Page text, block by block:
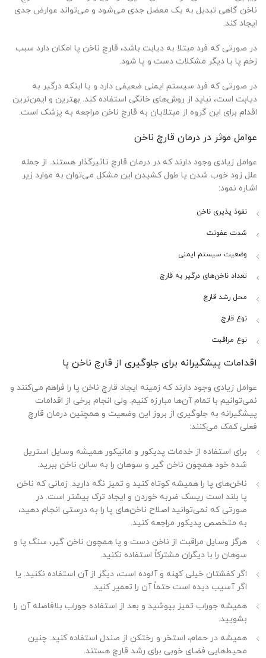
ناخن گاهی تبدیل به یک معضل جدی می‌شود و می‌تواند عوارض جدی
ایجاد کند.
در صورتی که فرد مبتلا به دیابت باشد، قارچ ناخن پا امکان دارد سبب
زخم پا یا دیگر مشکلات دست و پا شود.
در صورتی که فرد سیستم ایمنی ضعیفی دارد و یا اینکه درگیر به
دیابت است، نباید از روش‌های خانگی استفاده کند. بهترین و ایمن‌ترین
اقدام برای این گروه از مبتلایان به قارچ ناخن مراجعه به پزشک است.
عوامل موثر در درمان قارچ ناخن
عوامل زیادی وجود دارند که در درمان قارچ تاثیرگذار هستند. از جمله
علل زود خوب شدن یا طول کشیدن این مشکل می‌توان به موارد زیر
اشاره نمود:
نفوذ پذیری ناخن
شدت عفونت
وضعیت سیستم ایمنی
تعداد ناخن‌های درگیر به قارچ
محل رشد قارچ
نوع قارچ
نوع مراقبت
اقدامات پیشگیرانه برای جلوگیری از قارچ ناخن پا
عوامل زیادی وجود دارند که زمینه ایجاد قارچ ناخن پا را فراهم می‌کنند و
نمی‌توانیم با تمام آن‌ها مبارزه کنیم. ولی انجام برخی از اقدامات
پیشگیرانه به جلوگیری از بروز این وضعیت و همچنین درمان قارچ
فعلی کمک می‌کنند:
برای استفاده از خدمات پدیکور و مانیکور همیشه وسایل استریل
شده خود همچون ناخن گیر و سوهان را به سالن ناخن ببرید.
ناخن‌های پا را همیشه کوتاه کنید و تمیز نگه دارید. زمانی که ناخن
پا بلند است ریسک ضربه خوردن و ایجاد ترک بیشتر است. در
صورتی که نمی‌توانید اصلاح ناخن‌های پا را به درستی انجام دهید،
به متخصص پدیکور مراجعه کنید.
هرگز وسایل مراقبت از ناخن دست و پا همچون ناخن گیر، سنگ پا و
سوهان را با دیگران مشترکاً استفاده نکنید.
اگر کفشتان خیلی کهنه و آلوده است، دیگر از آن استفاده نکنید. یا
اگر آسیب دیده است حتماً آن را تعمیر کنید.
همیشه جوراب تمیز بپوشید و بعد از استفاده جوراب بلافاصله آن را
بشویید.
همیشه در حمام، استخر و رختکن از صندل استفاده کنید. چنین
محیط‌هایی فضای خوبی برای رشد قارچ هستند.